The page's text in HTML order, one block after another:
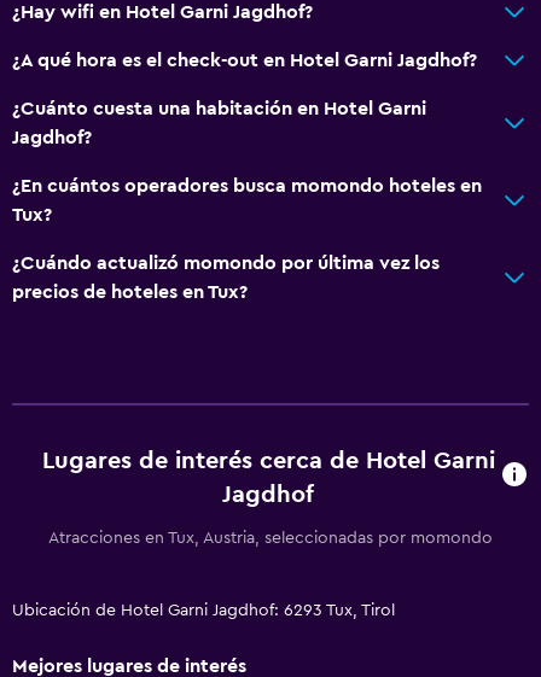
¿Hay wifi en Hotel Garni Jagdhof?
¿A qué hora es el check-out en Hotel Garni Jagdhof?
¿Cuánto cuesta una habitación en Hotel Garni
Jagdhof?
¿En cuántos operadores busca momondo hoteles en
Tux?
¿Cuándo actualizó momondo por última vez los
precios de hoteles en Tux?
Lugares de interés cerca de Hotel Garni
Jagdhof
Atracciones en Tux, Austria, seleccionadas por momondo
Ubicación de Hotel Garni Jagdhof: 6293 Tux, Tirol
Mejores lugares de interés